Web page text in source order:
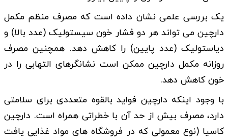
یک بررسی علمی نشان داده است که مصرف منظم مکمل
دارچین می تواند هر دو فشار خون سیستولیک (عدد بالا) و
دیاستولیک (عدد پایین) را کاهش دهد. همچنین مصرف
روزانه مکمل دارچین ممکن است نشانگرهای التهابی را در
خون کاهش دهد.
با وجود اینکه دارچین فواید بالقوه متعددی برای سلامتی
دارد، مصرف بیش از حد آن با خطراتی همراه است. دارچین
کاسیا (نوع معمولی که در فروشگاه های مواد غذایی یافت